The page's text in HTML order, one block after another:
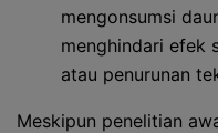
mengonsumsi
menghindari efek
atau penurunan
Meskipun penelitian